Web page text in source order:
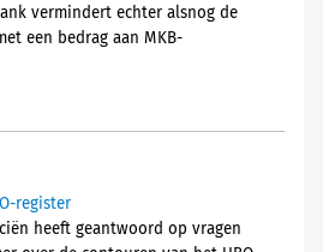
vermindert echter alsnog de
een bedrag aan MKB-
register
heeft geantwoord op vragen